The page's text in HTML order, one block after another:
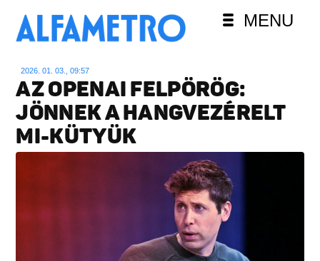
MENU
2026. 01. 03., 09:57
AZ OPENAI FELPÖRÖG:
JÖNNEK A HANGVEZÉRELT
MI-KÜTYÜK